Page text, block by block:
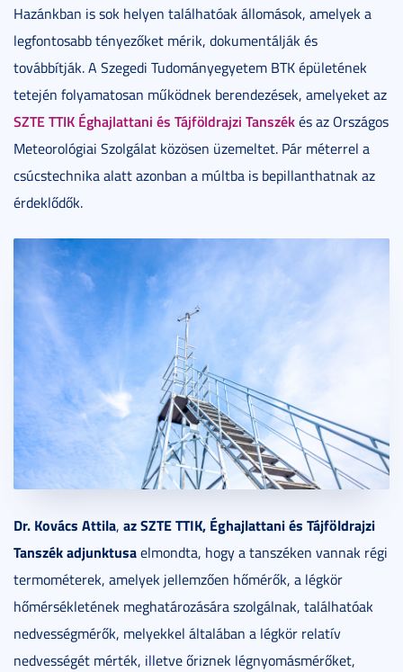
Hazánkban is sok helyen találhatóak állomások, amelyek a
legfontosabb tényezőket mérik, dokumentálják és
továbbítják. A Szegedi Tudományegyetem BTK épületének
tetején folyamatosan működnek berendezések, amelyeket az
SZTE TTIK Éghajlattani és Tájföldrajzi Tanszékés az Országos
Meteorológiai Szolgálat közösen üzemeltet. Pár méterrel a
csúcstechnika alatt azonban a múltba is bepillanthatnak az
érdeklődők.
Dr. Kovács Attila, az SZTE TTIK, Éghajlattani és Tájföldrajzi
Tanszék adjunktusaelmondta, hogy a tanszéken vannak régi
termométerek, amelyek jellemzően hőmérők, a légkör
hőmérsékletének meghatározására szolgálnak, találhatóak
nedvességmérők, melyekkel általában a légkör relatív
nedvességét mérték, illetve őriznek légnyomásmérőket,